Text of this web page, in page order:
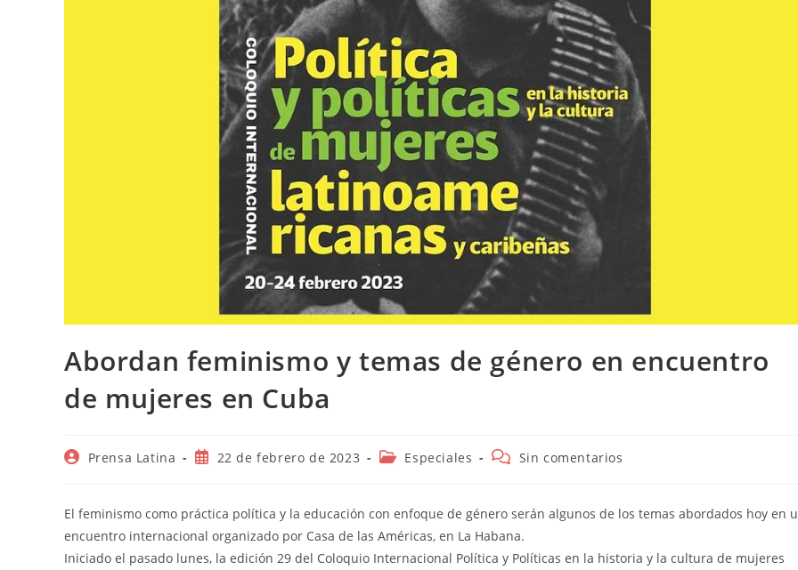
Abordan feminismo y temas de género en encuentro
de mujeres en Cuba
Autor
entrada:
Prensa Latina
Publicación
entrada:
22 de febrero de 2023
Categoría
entrada:
Especiales
Comentarios
entrada:
Sin comentarios
El feminismo como práctica política y la educación con enfoque de género serán algunos de los temas abordados hoy en
encuentro internacional organizado por Casa de las Américas, en La Habana.
Iniciado el pasado lunes, la edición 29 del Coloquio Internacional Política y Políticas en la historia y la cultura de mujeres